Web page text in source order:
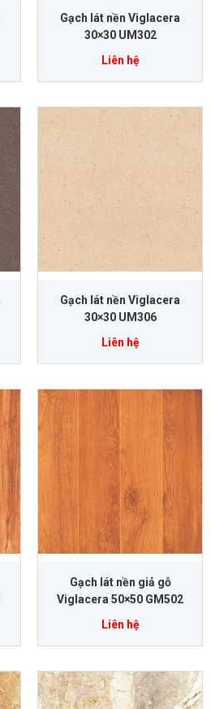
Gạch lát nền Viglacera
30×30 UM302
Liên hệ
Gạch lát nền Viglacera
30×30 UM306
Liên hệ
Gạch lát nền giả gỗ
Viglacera 50×50 GM502
Liên hệ